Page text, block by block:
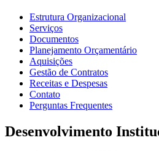
Estrutura Organizacional
Serviços
Documentos
Planejamento Orçamentário
Aquisições
Gestão de Contratos
Receitas e Despesas
Contato
Perguntas Frequentes
Desenvolvimento